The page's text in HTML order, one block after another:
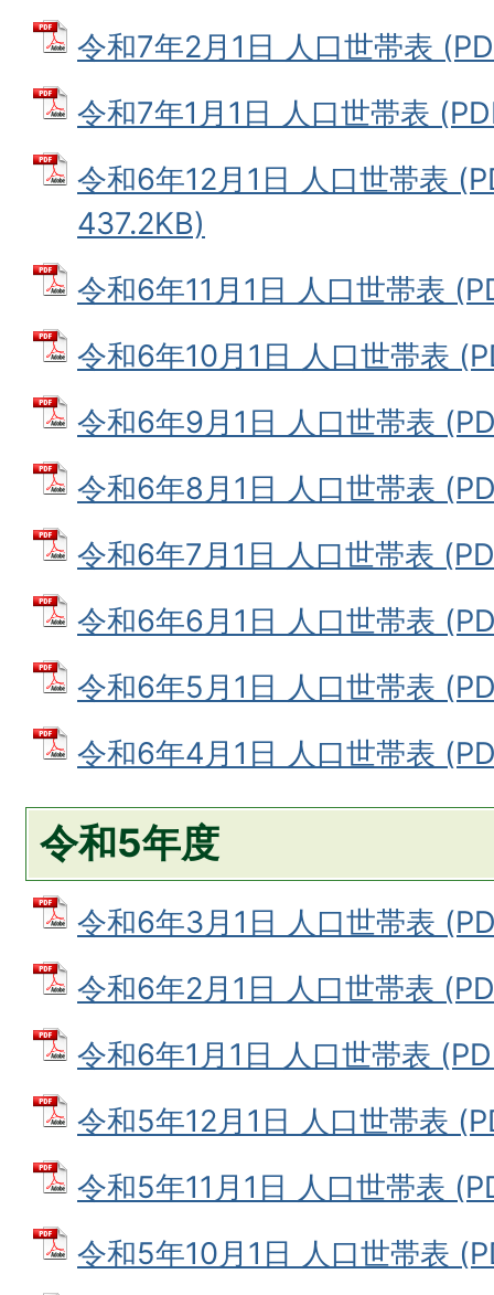
令和7年2月1日 人口世帯表
令和7年1月1日 人口世帯表
令和6年12月1日 人口世帯表
437.2KB)
令和6年11月1日 人口世帯表
令和6年10月1日 人口世帯表
令和6年9月1日 人口世帯表
令和6年8月1日 人口世帯表
令和6年7月1日 人口世帯表
令和6年6月1日 人口世帯表
令和6年5月1日 人口世帯表
令和6年4月1日 人口世帯表
令和5年度
令和6年3月1日 人口世帯表
令和6年2月1日 人口世帯表
令和6年1月1日 人口世帯表
令和5年12月1日 人口世帯表
令和5年11月1日 人口世帯表
令和5年10月1日 人口世帯表